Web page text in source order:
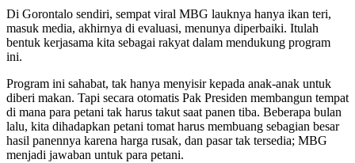
Di Gorontalo sendiri, sempat viral MBG lauknya hanya ikan teri,
masuk media, akhirnya di evaluasi, menunya diperbaiki. Itulah
bentuk kerjasama kita sebagai rakyat dalam mendukung program
ini.
Program ini sahabat, tak hanya menyisir kepada anak-anak untuk
diberi makan. Tapi secara otomatis Pak Presiden membangun tempat
di mana para petani tak harus takut saat panen tiba. Beberapa bulan
lalu, kita dihadapkan petani tomat harus membuang sebagian besar
hasil panennya karena harga rusak, dan pasar tak tersedia; MBG
menjadi jawaban untuk para petani.